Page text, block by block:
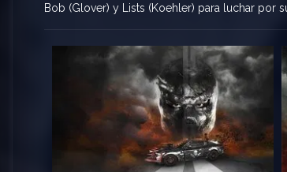
Bob (Glover) y Lists (Koehler) para luchar por